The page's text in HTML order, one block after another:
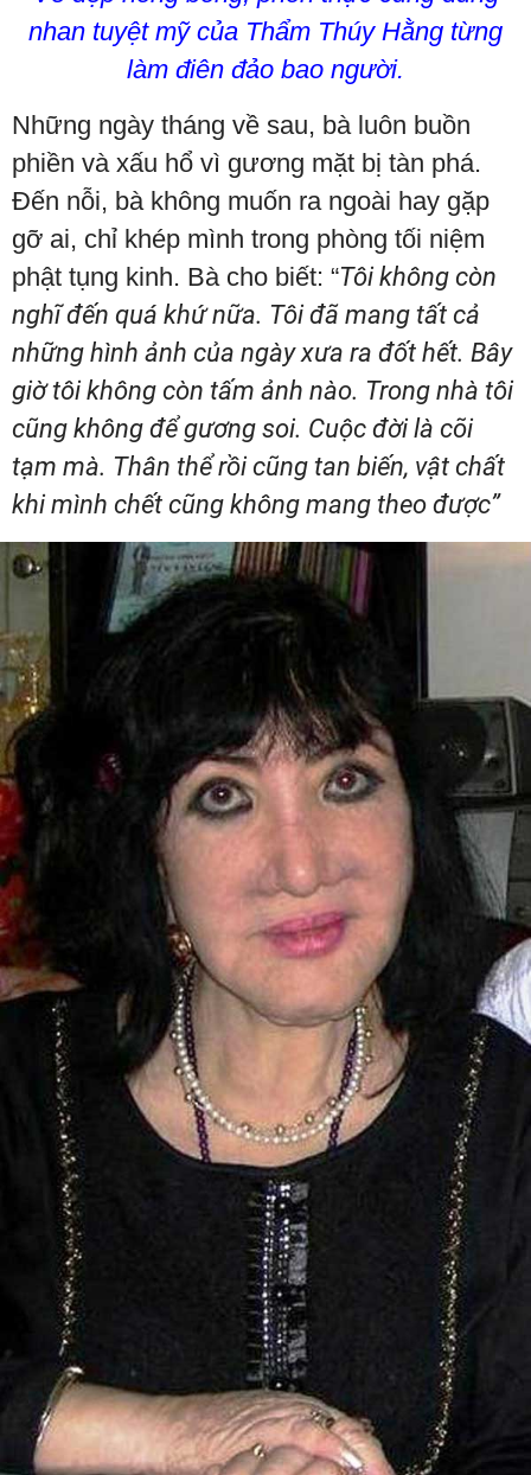
nhan tuyệt mỹ của Thẩm Thúy Hằng từng
làm điên đảo bao người.
Những ngày tháng về sau, bà luôn buồn
phiền và xấu hổ vì gương mặt bị tàn phá.
Đến nỗi, bà không muốn ra ngoài hay gặp
gỡ ai, chỉ khép mình trong phòng tối niệm
phật tụng kinh. Bà cho biết: “Tôi không còn
nghĩ đến quá khứ nữa. Tôi đã mang tất cả
những hình ảnh của ngày xưa ra đốt hết. Bây
giờ tôi không còn tấm ảnh nào. Trong nhà tôi
cũng không để gương soi. Cuộc đời là cõi
tạm mà. Thân thể rồi cũng tan biến, vật chất
khi mình chết cũng không mang theo được”